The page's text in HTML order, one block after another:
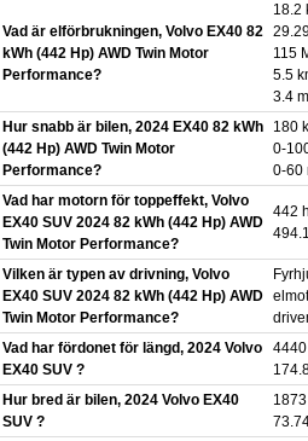
Vad är elförbrukningen, Volvo EX40 82
kWh (442 Hp) AWD Twin Motor
Performance?
18.2
115
5.5
3.4
Hur snabb är bilen, 2024 EX40 82 kWh
(442 Hp) AWD Twin Motor
Performance?
180
0-
0-60
Vad har motorn för toppeffekt, Volvo
EX40 SUV 2024 82 kWh (442 Hp) AWD
Twin Motor Performance?
442
Vilken är typen av drivning, Volvo
EX40 SUV 2024 82 kWh (442 Hp) AWD
Twin Motor Performance?
Vad har fördonet för längd, 2024 Volvo
EX40 SUV ?
Hur bred är bilen, 2024 Volvo EX40
SUV ?